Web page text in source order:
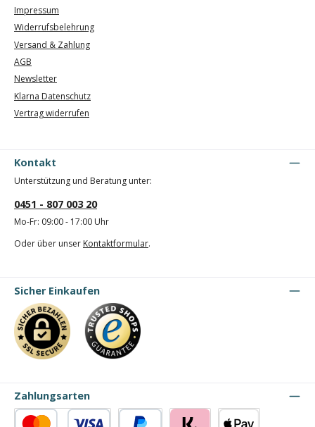
Impressum
Widerrufsbelehrung
Versand & Zahlung
AGB
Newsletter
Klarna Datenschutz
Vertrag widerrufen
Kontakt
Unterstützung und Beratung unter:
0451 - 807 003 20
Mo-Fr: 09:00 - 17:00 Uhr
Oder über unser Kontaktformular.
Sicher Einkaufen
Zahlungsarten